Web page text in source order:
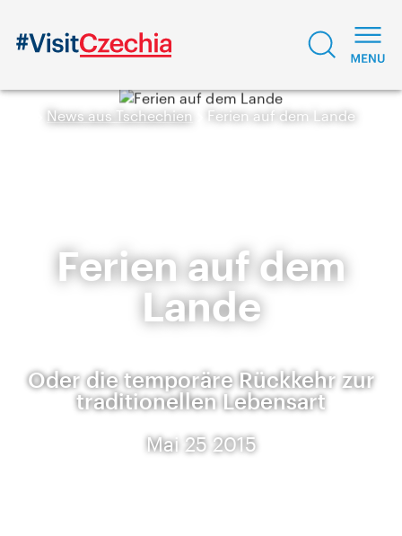
News aus Tschechien Ferien auf dem Lande
Ferien auf dem
Lande
Oder die temporäre Rückkehr zur
traditionellen Lebensart
Mai 25 2015